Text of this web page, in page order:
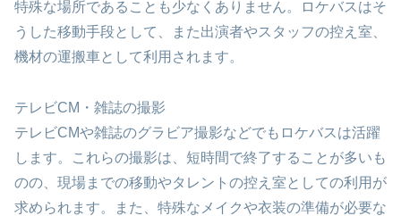
特殊な場所であることも少なくありません。ロケバスはそ
うした移動手段として、また出演者やスタッフの控え室、
機材の運搬車として利用されます。
テレビCM・雑誌の撮影
テレビCMや雑誌のグラビア撮影などでもロケバスは活躍
します。これらの撮影は、短時間で終了することが多いも
のの、現場までの移動やタレントの控え室としての利用が
求められます。また、特殊なメイクや衣装の準備が必要な